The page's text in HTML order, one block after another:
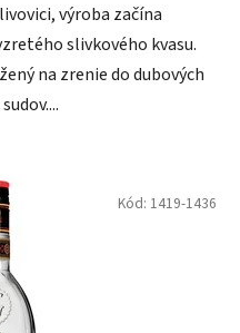
výroba začína
slivkového kvasu.
na zrenie do dubových
Kód: 1419-1436